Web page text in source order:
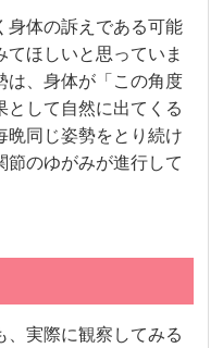
身体の訴えである可能
ほしいと思っていま
は、身体が「この角度
として自然に出てくる
晩同じ姿勢をとり続け
節のゆがみが進行して
、実際に観察してみる